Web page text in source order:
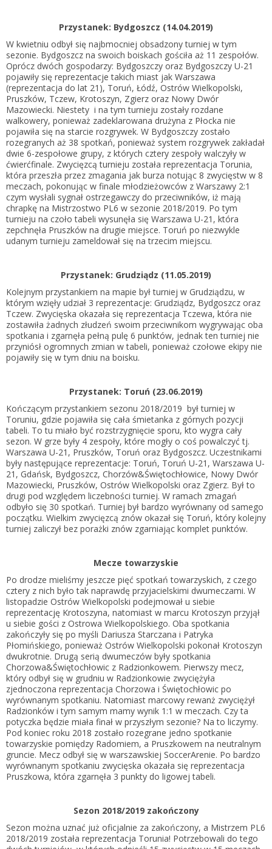
Przystanek: Bydgoszcz (14.04.2019)
W kwietniu odbył się najbmocniej obsadzony turniej w tym
sezonie. Bydgoszcz na swoich boiskach gościła aż 11 zespołów.
Oprócz dwóch gospodarzy: Bydgoszczy oraz Bydgoszczy U-21
pojawiły się reprezentacje takich miast jak Warszawa
(reprezentacja do lat 21), Toruń, Łódź, Ostrów Wielkopolski,
Pruszków, Tczew, Krotoszyn, Zgierz oraz Nowy Dwór
Mazowiecki. Niestety i na tym turnieju zostały rozdane
walkowery, ponieważ zadeklarowana drużyna z Płocka nie
pojawiła się na starcie rozgrywek. W Bydgoszczy zostało
rozegranych aż 38 spotkań, ponieważ system rozgrywek zakładał
dwie 6-zespołowe grupy, z których cztery zespoły walczyły w
ćwierćfinale. Zwycięzcą turnieju została reprezentacja Torunia,
która przeszła przez zmagania jak burza notując 8 zwycięstw w 8
meczach, pokonując w finale młodzieżowców z Warszawy 2:1
czym wysłali sygnał ostrzegawczy do przeciwników, iż mają
chrapkę na Mistrzostwo PL6 w sezonie 2018/2019. Po tym
turnieju na czoło tabeli wysunęła się Warszawa U-21, która
zepchnęła Pruszków na drugie miejsce. Toruń po niezwykle
udanym turnieju zameldował się na trzecim miejscu.
Przystanek: Grudziądz (11.05.2019)
Kolejnym przystankiem na mapie był turniej w Grudziądzu, w
którym wzięły udział 3 reprezentacje: Grudziądz, Bydgoszcz oraz
Tczew. Zwycięska okazała się reprezentacja Tczewa, która nie
zostawiła żadnych złudzeń swoim przeciwnikom wygrywając oba
spotkania i zgarnęła pełną pulę 6 punktów, jednak ten turniej nie
przyniósł ogromnych zmian w tabeli, ponieważ czołowe ekipy nie
pojawiły się w tym dniu na boisku.
Przystanek: Toruń (23.06.2019)
Kończącym przystankiem sezonu 2018/2019 był turniej w
Toruniu, gdzie pojawiła się cała śmietanka z górnych pozycji
tabeli. To tu miało być rozstrzygnięcie sporu, kto wygra cały
sezon. W grze były 4 zespoły, które mogły o coś powalczyć tj.
Warszawa U-21, Pruszków, Toruń oraz Bydgoszcz. Uczestnikami
były następujące reprezentacje: Toruń, Toruń U-21, Warszawa U-
21, Gdańsk, Bydgoszcz, Chorzów&Świętochłowice, Nowy Dwór
Mazowiecki, Pruszków, Ostrów Wielkopolski oraz Zgierz. Był to
drugi pod względem liczebności turniej. W ramach zmagań
odbyło się 30 spotkań. Turniej był bardzo wyrównany od samego
początku. Wielkim zwycięzcą znów okazał się Toruń, który kolejny
turniej zaliczył bez porażki znów zgarniając komplet punktów.
Mecze towarzyskie
Po drodze mieliśmy jeszcze pięć spotkań towarzyskich, z czego
cztery z nich było tak naprawdę przyjacielskimi dwumeczami. W
listopadzie Ostrów Wielkopolski podejmował u siebie
reprezentację Krotoszyna, natomiast w marcu Krotoszyn przyjął
u siebie gości z Ostrowa Wielkopolskiego. Oba spotkania
zakończyły się po myśli Dariusza Starczana i Patryka
Płomińskiego, ponieważ Ostrów Wielkopolski pokonał Krotoszyn
dwukrotnie. Drugą serią dwumeczów były spotkania
Chorzowa&Świętochłowic z Radzionkowem. Pierwszy mecz,
który odbył się w grudniu w Radzionkowie zwyciężyła
zjednoczona reprezentacja Chorzowa i Świętochłowic po
wyrównanym spotkaniu. Natomiast marcowy rewanż zwyciężył
Radzionków i tym samym mamy wynik 1:1 w meczach. Czy ta
potyczka będzie miała finał w przyszłym sezonie? Na to liczymy.
Pod koniec roku 2018 zostało rozegrane jedno spotkanie
towarzyskie pomiędzy Radomiem, a Pruszkowem na neutralnym
gruncie. Mecz odbył się w warszawskiej SoccerArenie. Po bardzo
wyrównanym spotkaniu zwycięska okazała się reprezentacja
Pruszkowa, która zgarnęła 3 punkty do ligowej tabeli.
Sezon 2018/2019 zakończony
Sezon można uznać już oficjalnie za zakończony, a Mistrzem PL6
2018/2019 została reprezentacja Torunia! Potrzebowali do tego